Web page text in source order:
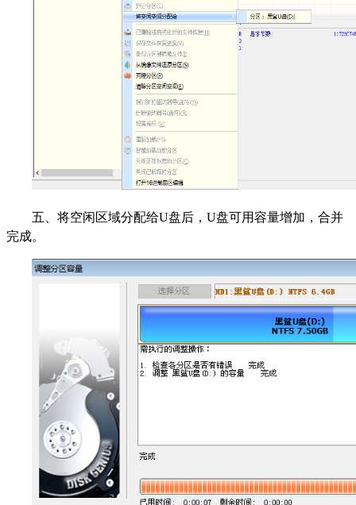
五、将空闲区域分配给U盘后，U盘可用容量增加，合并
完成。